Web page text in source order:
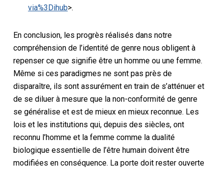
via%3Dihub>.
En conclusion, les progrès réalisés dans notre
compréhension de l’identité de genre nous obligent à
repenser ce que signifie être un homme ou une femme.
Même si ces paradigmes ne sont pas près de
disparaître, ils sont assurément en train de s’atténuer et
de se diluer à mesure que la non-conformité de genre
se généralise et est de mieux en mieux reconnue. Les
lois et les institutions qui, depuis des siècles, ont
reconnu l’homme et la femme comme la dualité
biologique essentielle de l’être humain doivent être
modifiées en conséquence. La porte doit rester ouverte